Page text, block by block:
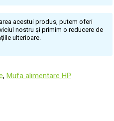
acestui produs, putem oferi
nostru și primim o reducere de
ulterioare.
, Mufa alimentare HP